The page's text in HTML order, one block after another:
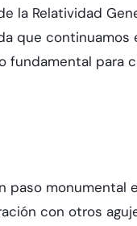
la Relatividad
que
para
paso
con otros